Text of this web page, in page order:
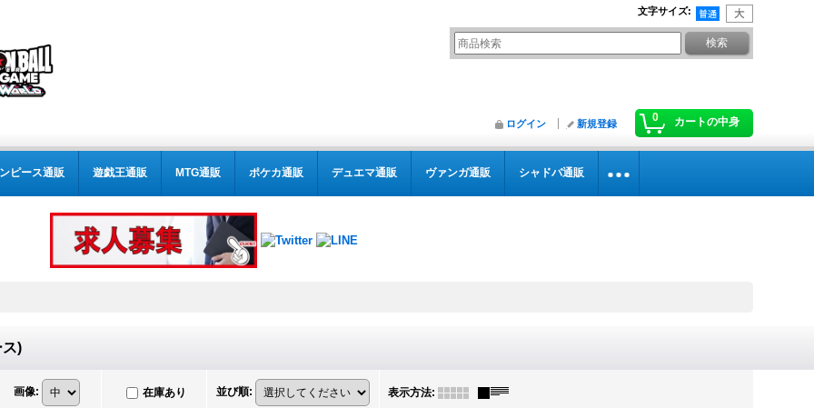
文字サイズ:
0 カートの中身
ログイン 新規登録
ピース通販 遊戯王通販 MTG通販 ポケカ通販 デュエマ通販 ヴァンガ通販 シャドバ通販
)
画像: 在庫あり 並び順: 表示方法: